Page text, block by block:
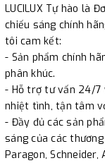
LUCILUX Tự hào là
chiếu sáng chính
tôi cam kết:
- Sản phẩm chính
phân khúc.
- Hỗ trợ tư vấn 24/7
nhiệt tình, tận tâm
- Đầy đủ các sản
sáng của các
Paragon, Schneider,